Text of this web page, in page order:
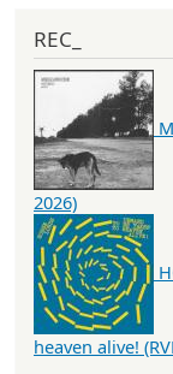
REC_
2026)
heaven alive!